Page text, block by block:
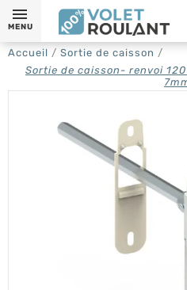
MENU
Accueil
Sortie de caisson
Sortie de caisson- renvoi